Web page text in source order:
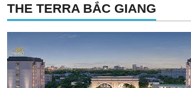
THE TERRA BẮC GIANG